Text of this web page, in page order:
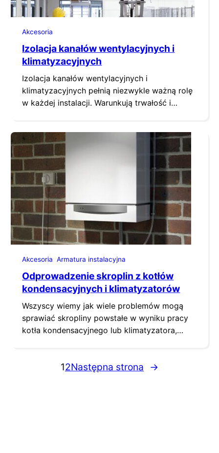
Akcesoria
Izolacja kanałów wentylacyjnych i
klimatyzacyjnych
Izolacja kanałów wentylacyjnych i
klimatyzacyjnych pełnią niezwykle ważną rolę
w każdej instalacji. Warunkują trwałość i
i bezpieczeństwo osób z niej korzystających.
W gruncie rzeczy dziś izolacje to nie kaprys,
lecz przymus. Na szczęście wybór jest bardzo
szeroki i dobór odpowiedniej izolacji cieplnej,
która spełniać może różne…
Akcesoria Armatura instalacyjna
Odprowadzenie skroplin z kotłów
kondensacyjnych i klimatyzatorów
Wszyscy wiemy jak wiele problemów mogą
sprawiać skropliny powstałe w wyniku pracy
kotła kondensacyjnego lub klimatyzatora,
przypadku braku możliwości odprowadzenia
12Następna strona →